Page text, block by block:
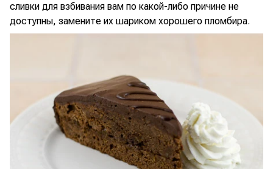
сливки для взбивания вам по какой-либо причине не
доступны, замените их шариком хорошего пломбира.